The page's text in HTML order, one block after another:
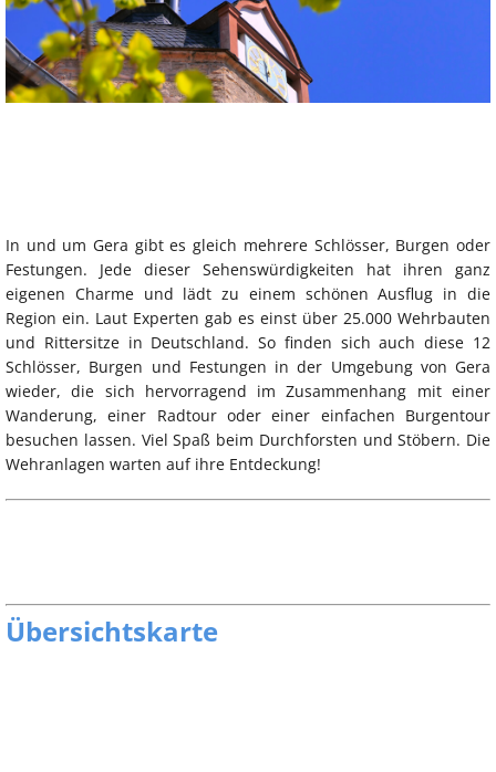
In und um Gera gibt es gleich mehrere Schlösser, Burgen oder
Festungen. Jede dieser Sehenswürdigkeiten hat ihren ganz
eigenen Charme und lädt zu einem schönen Ausflug in die
Region ein. Laut Experten gab es einst über 25.000 Wehrbauten
und Rittersitze in Deutschland. So finden sich auch diese 12
Schlösser, Burgen und Festungen in der Umgebung von Gera
wieder, die sich hervorragend im Zusammenhang mit einer
Wanderung, einer Radtour oder einer einfachen Burgentour
besuchen lassen. Viel Spaß beim Durchforsten und Stöbern. Die
Wehranlagen warten auf ihre Entdeckung!
Übersichtskarte